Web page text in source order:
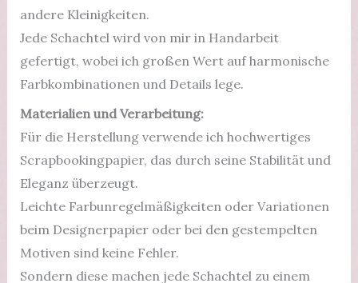
andere Kleinigkeiten.
Jede Schachtel wird von mir in Handarbeit
gefertigt, wobei ich großen Wert auf harmonische
Farbkombinationen und Details lege.
Materialien und Verarbeitung:
Für die Herstellung verwende ich hochwertiges
Scrapbookingpapier, das durch seine Stabilität und
Eleganz überzeugt.
Leichte Farbunregelmäßigkeiten oder Variationen
beim Designerpapier oder bei den gestempelten
Motiven sind keine Fehler.
Sondern diese machen jede Schachtel zu einem